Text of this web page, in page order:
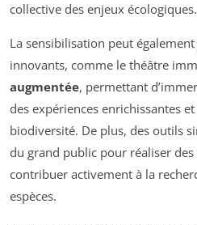
collective des enjeux écologiques.
La sensibilisation peut
innovants, comme le théâtre
augmentée, permettant
des expériences enrichissantes
biodiversité. De plus, des outils
du grand public pour réaliser des
contribuer activement à la
espèces.